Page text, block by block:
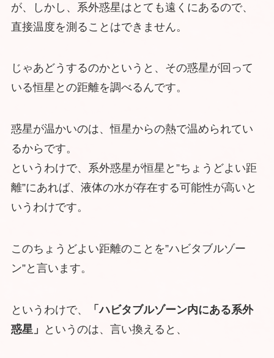
が、しかし、系外惑星はとても遠くにあるので、
直接温度を測ることはできません。
じゃあどうするのかというと、その惑星が回って
いる恒星との距離を調べるんです。
惑星が温かいのは、恒星からの熱で温められてい
るからです。
というわけで、系外惑星が恒星と”ちょうどよい距
離”にあれば、液体の水が存在する可能性が高いと
いうわけです。
このちょうどよい距離のことを”ハビタブルゾー
ン”と言います。
というわけで、
「ハビタブルゾーン内にある系外
惑星」
というのは、言い換えると、